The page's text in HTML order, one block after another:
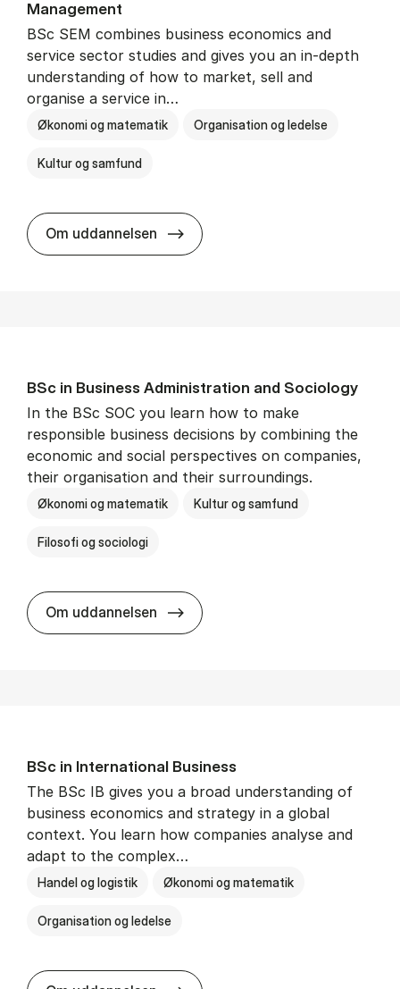
Man­age­ment
BSc SEM combines business economics and
service sector studies and gives you an in-depth
understanding of how to market, sell and
organise a service in…
Økonomi og matematik Organisation og ledelse
Kultur og samfund
Om uddannelsen BSc in Busi­ness Ad­min­is­tra­tion
BSc in Busi­ness Ad­min­is­tra­tion and So­ci­ology
In the BSc SOC you learn how to make
responsible business decisions by combining the
economic and social perspectives on companies,
their organisation and their surroundings.
Økonomi og matematik Kultur og samfund
Filosofi og sociologi
Om uddannelsen BSc in Busi­ness Ad­min­is­tra­tion
BSc in In­ter­na­tion­al Busi­ness
The BSc IB gives you a broad understanding of
business economics and strategy in a global
context. You learn how companies analyse and
adapt to the complex…
Handel og logistik Økonomi og matematik
Organisation og ledelse